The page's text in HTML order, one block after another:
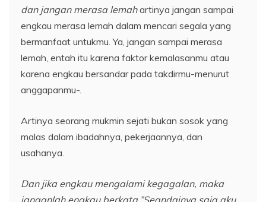
dan jangan merasa lemahartinya jangan sampai
engkau merasa lemah dalam mencari segala yang
bermanfaat untukmu. Ya, jangan sampai merasa
lemah, entah itu karena faktor kemalasanmu atau
karena engkau bersandar pada takdirmu-menurut
anggapanmu-.
Artinya seorang mukmin sejati bukan sosok yang
malas dalam ibadahnya, pekerjaannya, dan
usahanya.
Dan jika engkau mengalami kegagalan, maka